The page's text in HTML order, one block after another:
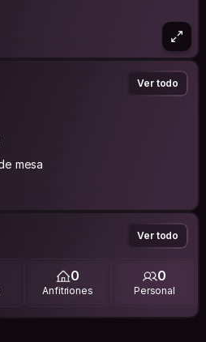
Ver todo
mesa
Ver todo
0
Anfitriones
0
Personal